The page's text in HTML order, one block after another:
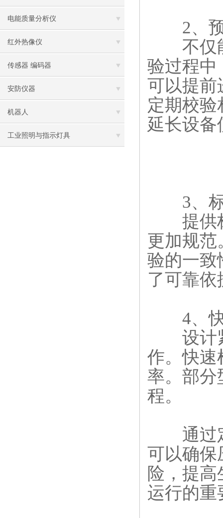
电能质量分析仪
红外热像仪
传感器 编码器
安防仪器
机器人
工业照明与指示灯具
2、​​预
不仅能
验过程中
可以提前
定期校
延长设备
3、​​标
提供标
更加规范
验的一致
了可靠
4、​​快
设计紧
作。快速
率。部分
程。
通过
可以确保
险，提
运行的重